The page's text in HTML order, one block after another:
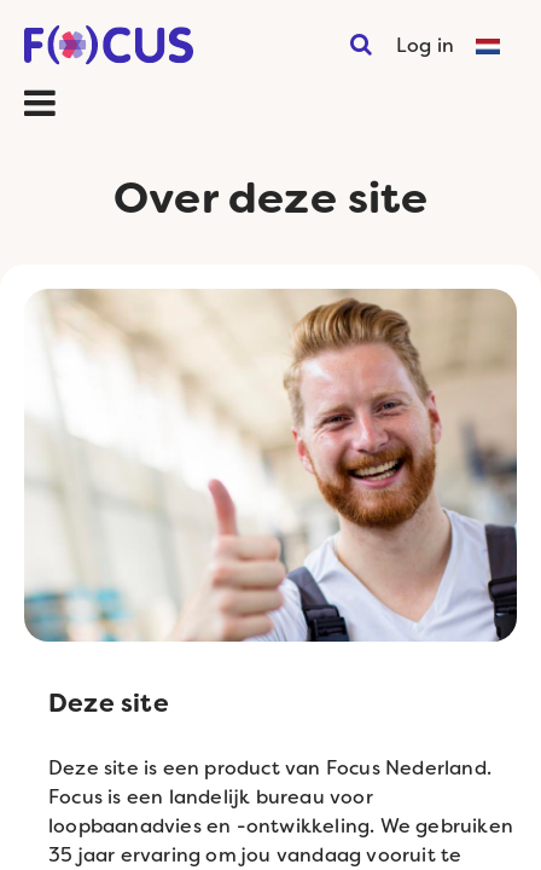
Log in
Over deze site
Deze site
Deze site is een product van Focus Nederland.
Focus is een landelijk bureau voor
loopbaanadvies en -ontwikkeling. We gebruiken
35 jaar ervaring om jou vandaag vooruit te